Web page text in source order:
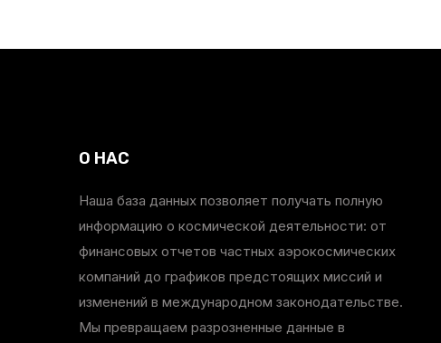
О НАС
Наша база данных позволяет получать полную
информацию о космической деятельности: от
финансовых отчетов частных аэрокосмических
компаний до графиков предстоящих миссий и
изменений в международном законодательстве.
Мы превращаем разрозненные данные в